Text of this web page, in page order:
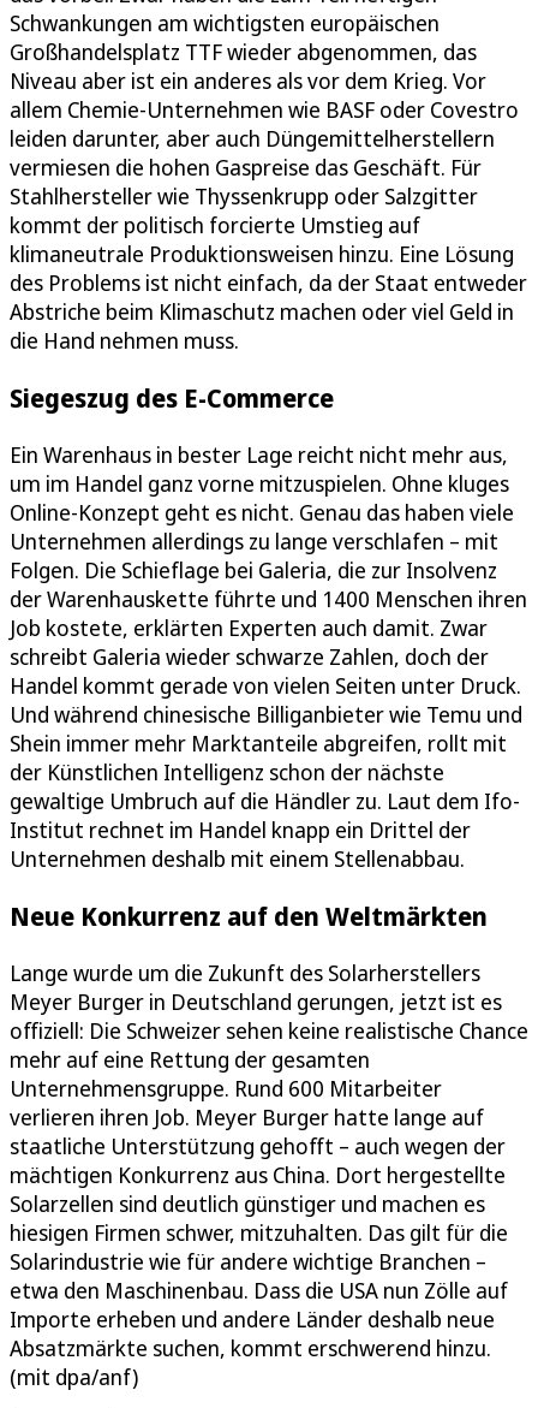
Schwankungen am wichtigsten europäischen
Großhandelsplatz TTF wieder abgenommen, das
Niveau aber ist ein anderes als vor dem Krieg. Vor
allem Chemie-Unternehmen wie BASF oder Covestro
leiden darunter, aber auch Düngemittelherstellern
vermiesen die hohen Gaspreise das Geschäft. Für
Stahlhersteller wie Thyssenkrupp oder Salzgitter
kommt der politisch forcierte Umstieg auf
klimaneutrale Produktionsweisen hinzu. Eine Lösung
des Problems ist nicht einfach, da der Staat entweder
Abstriche beim Klimaschutz machen oder viel Geld in
die Hand nehmen muss.
Siegeszug des E-Commerce
Ein Warenhaus in bester Lage reicht nicht mehr aus,
um im Handel ganz vorne mitzuspielen. Ohne kluges
Online-Konzept geht es nicht. Genau das haben viele
Unternehmen allerdings zu lange verschlafen – mit
Folgen. Die Schieflage bei Galeria, die zur Insolvenz
der Warenhauskette führte und 1400 Menschen ihren
Job kostete, erklärten Experten auch damit. Zwar
schreibt Galeria wieder schwarze Zahlen, doch der
Handel kommt gerade von vielen Seiten unter Druck.
Und während chinesische Billiganbieter wie Temu und
Shein immer mehr Marktanteile abgreifen, rollt mit
der Künstlichen Intelligenz schon der nächste
gewaltige Umbruch auf die Händler zu. Laut dem Ifo-
Institut rechnet im Handel knapp ein Drittel der
Unternehmen deshalb mit einem Stellenabbau.
Neue Konkurrenz auf den Weltmärkten
Lange wurde um die Zukunft des Solarherstellers
Meyer Burger in Deutschland gerungen, jetzt ist es
offiziell: Die Schweizer sehen keine realistische Chance
mehr auf eine Rettung der gesamten
Unternehmensgruppe. Rund 600 Mitarbeiter
verlieren ihren Job. Meyer Burger hatte lange auf
staatliche Unterstützung gehofft – auch wegen der
mächtigen Konkurrenz aus China. Dort hergestellte
Solarzellen sind deutlich günstiger und machen es
hiesigen Firmen schwer, mitzuhalten. Das gilt für die
Solarindustrie wie für andere wichtige Branchen –
etwa den Maschinenbau. Dass die USA nun Zölle auf
Importe erheben und andere Länder deshalb neue
Absatzmärkte suchen, kommt erschwerend hinzu.
(mit dpa/anf)